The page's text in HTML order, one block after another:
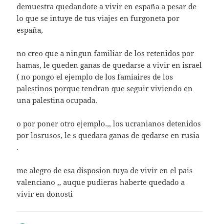
demuestra quedandote a vivir en españa a pesar de
lo que se intuye de tus viajes en furgoneta por
españa,
no creo que a ningun familiar de los retenidos por
hamas, le queden ganas de quedarse a vivir en israel
( no pongo el ejemplo de los famiaires de los
palestinos porque tendran que seguir viviendo en
una palestina ocupada.
o por poner otro ejemplo.,, los ucranianos detenidos
por losrusos, le s quedara ganas de qedarse en rusia
.
me alegro de esa disposion tuya de vivir en el pais
valenciano ,, auque pudieras haberte quedado a
vivir en donosti